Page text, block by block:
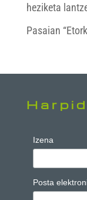
heziketa
Pasaian
Izena
Posta